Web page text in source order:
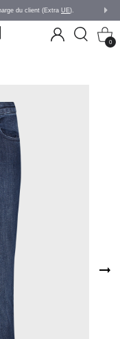
du client (Extra UE).
0